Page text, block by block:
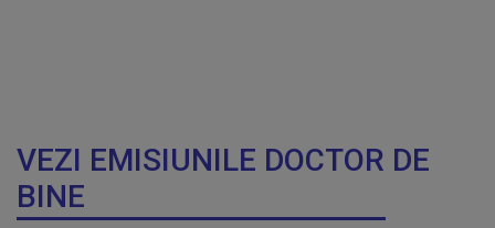
VEZI EMISIUNILE DOCTOR DE
BINE